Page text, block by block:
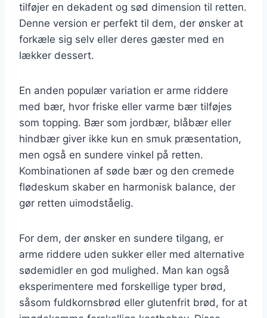
tilføjer en dekadent og sød dimension til retten.
Denne version er perfekt til dem, der ønsker at
forkæle sig selv eller deres gæster med en
lækker dessert.
En anden populær variation er arme riddere
med bær, hvor friske eller varme bær tilføjes
som topping. Bær som jordbær, blåbær eller
hindbær giver ikke kun en smuk præsentation,
men også en sundere vinkel på retten.
Kombinationen af søde bær og den cremede
flødeskum skaber en harmonisk balance, der
gør retten uimodståelig.
For dem, der ønsker en sundere tilgang, er
arme riddere uden sukker eller med alternative
sødemidler en god mulighed. Man kan også
eksperimentere med forskellige typer brød,
såsom fuldkornsbrød eller glutenfrit brød, for at